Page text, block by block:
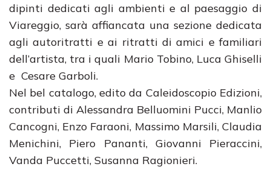
dipinti dedicati agli ambienti e al paesaggio di
Viareggio, sarà affiancata una sezione dedicata
agli autoritratti e ai ritratti di amici e familiari
dell’artista, tra i quali Mario Tobino, Luca Ghiselli
e Cesare Garboli.
Nel bel catalogo, edito da Caleidoscopio Edizioni,
contributi di Alessandra Belluomini Pucci, Manlio
Cancogni, Enzo Faraoni, Massimo Marsili, Claudia
Menichini, Piero Pananti, Giovanni Pieraccini,
Vanda Puccetti, Susanna Ragionieri.